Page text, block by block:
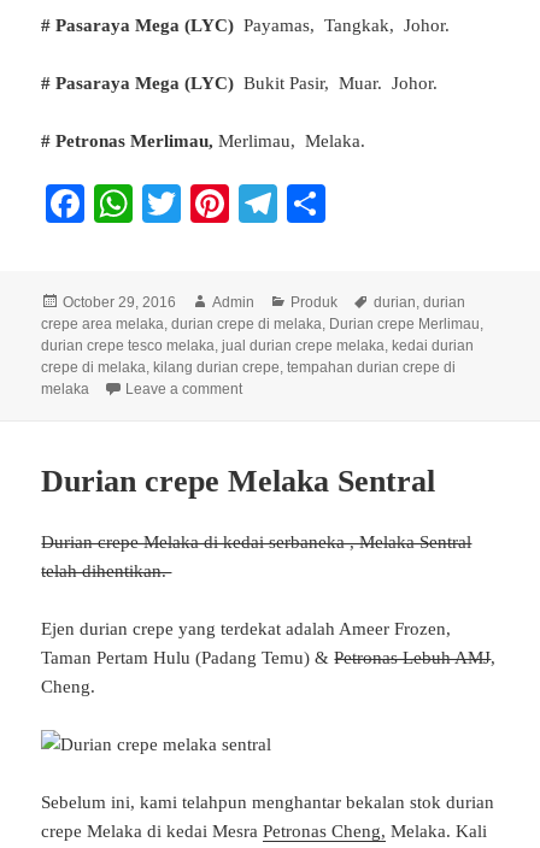
# Pasaraya Mega (LYC) Payamas, Tangkak, Johor.
# Pasaraya Mega (LYC) Bukit Pasir, Muar. Johor.
# Petronas Merlimau,Merlimau, Melaka.
Fa
ok
W
A
pp
T
r
Pi
es
t
Te
a
m
Posted
on
October 29, 2016 Author
Admin Categories
Produk Tags
durian,durian
crepe area melaka,durian crepe di melaka, Durian crepe Merlimau,
durian crepe tesco melaka,jual durian crepe melaka, kedai durian
crepe di melaka, kilang durian crepe,tempahan durian crepe di
melaka
Leave a commenton Durian crepe area Melaka Merlimau MU
Durian crepe Melaka Sentral
Durian crepe Melaka di kedai serbaneka , Melaka Sentral
telah dihentikan.
Ejen durian crepe yang terdekat adalah Ameer Frozen,
Taman Pertam Hulu (Padang Temu) &Petronas Lebuh AMJ,
Cheng.
Sebelum ini, kami telahpun menghantar bekalan stok durian
crepe Melaka di kedai MesraPetronas Cheng, Melaka. Kali